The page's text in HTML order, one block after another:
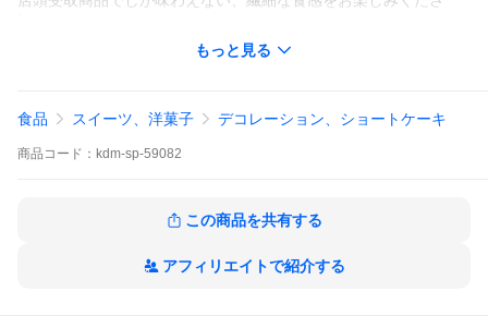
メッセージプレート・キャンドルをサービスしています。
ンデー、お節句（ひな祭り）、ホワイトデー、合格祝い、卒業祝
舞い、帰省土産、敬老の日、ハロウィン、七五三、バレンタイ
【バリエーション】
もっと見る
食品 スイーツ、洋菓子 デコレーション、ショートケーキ
商品 コード： kdm-sp-59082
この商品を共有する
アフィリエイトで紹介する